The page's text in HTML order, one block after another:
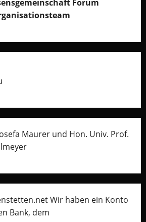
Forum
Maurer und Hon. Univ. Prof.
Wir haben ein Konto
Bank, dem